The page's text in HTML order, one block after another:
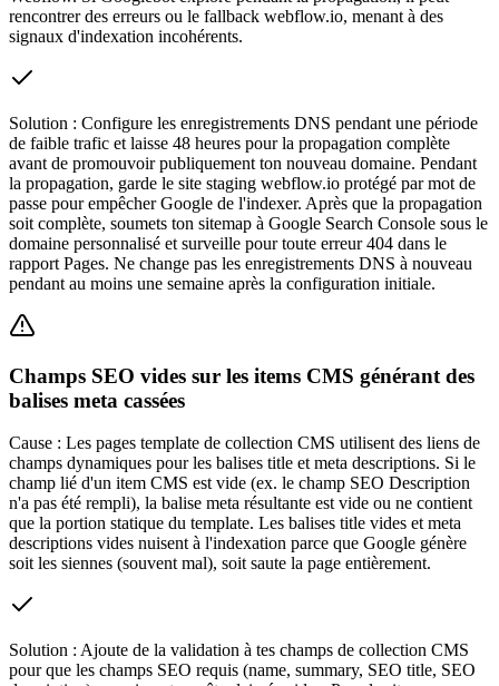
rencontrer des erreurs ou le fallback webflow.io, menant à des
signaux d'indexation incohérents.
Solution : Configure les enregistrements DNS pendant une période
de faible trafic et laisse 48 heures pour la propagation complète
avant de promouvoir publiquement ton nouveau domaine. Pendant
la propagation, garde le site staging webflow.io protégé par mot de
passe pour empêcher Google de l'indexer. Après que la propagation
soit complète, soumets ton sitemap à Google Search Console sous le
domaine personnalisé et surveille pour toute erreur 404 dans le
rapport Pages. Ne change pas les enregistrements DNS à nouveau
pendant au moins une semaine après la configuration initiale.
Champs SEO vides sur les items CMS générant des
balises meta cassées
Cause : Les pages template de collection CMS utilisent des liens de
champs dynamiques pour les balises title et meta descriptions. Si le
champ lié d'un item CMS est vide (ex. le champ SEO Description
n'a pas été rempli), la balise meta résultante est vide ou ne contient
que la portion statique du template. Les balises title vides et meta
descriptions vides nuisent à l'indexation parce que Google génère
soit les siennes (souvent mal), soit saute la page entièrement.
Solution : Ajoute de la validation à tes champs de collection CMS
pour que les champs SEO requis (name, summary, SEO title, SEO